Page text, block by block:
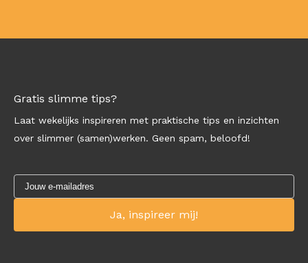
Gratis slimme tips?
Laat wekelijks inspireren met praktische tips en inzichten
over slimmer (samen)werken. Geen spam, beloofd!